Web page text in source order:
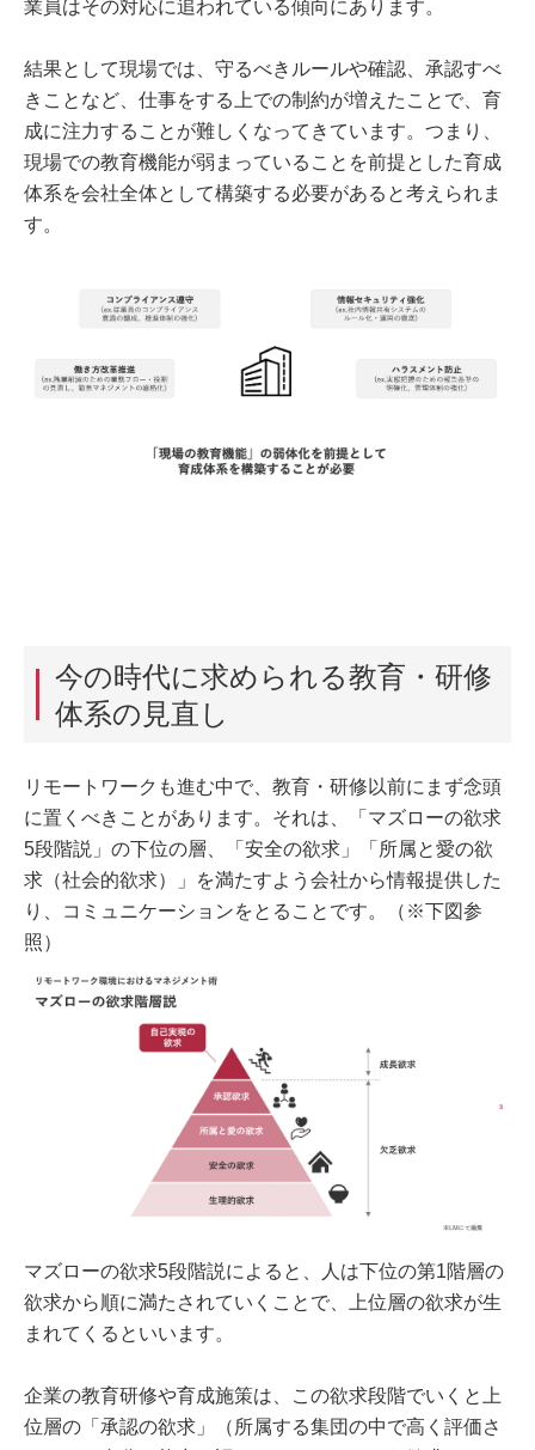
業員はその対応に追われている傾向にあります。
結果として現場では、守るべきルールや確認、承認すべ
きことなど、仕事をする上での制約が増えたことで、育
成に注力することが難しくなってきています。つまり、
現場での教育機能が弱まっていることを前提とした育成
体系を会社全体として構築する必要があると考えられま
す。
今の時代に求められる教育・研修
体系の見直し
リモートワークも進む中で、教育・研修以前にまず念頭
に置くべきことがあります。それは、「マズローの欲求
5段階説」の下位の層、「安全の欲求」「所属と愛の欲
求（社会的欲求）」を満たすよう会社から情報提供した
り、コミュニケーションをとることです。（※下図参
照）
マズローの欲求5段階説によると、人は下位の第1階層の
欲求から順に満たされていくことで、上位層の欲求が生
まれてくるといいます。
企業の教育研修や育成施策は、この欲求段階でいくと上
位層の「承認の欲求」（所属する集団の中で高く評価さ